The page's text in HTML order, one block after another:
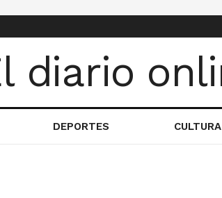
DEPORTES CULTURA